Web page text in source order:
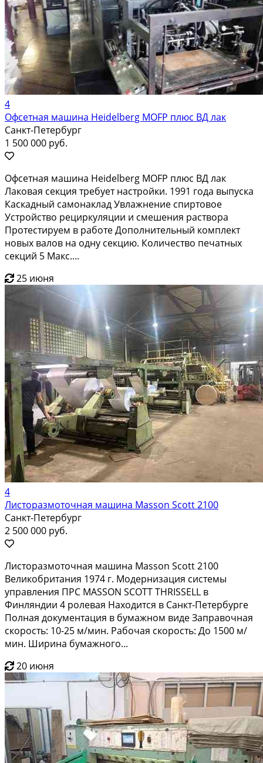
4
Офсетная машина Heidelberg MOFP плюс ВД лак
Санкт-Петербург
1 500 000 руб.
Офсетная машина Heidelberg MOFP плюс ВД лак
Лаковая секция требует настройки. 1991 года выпуска
Каскадный самонаклад Увлажнение спиртовое
Устройство рециркуляции и смешения раствора
Протестируем в работе Дополнительный комплект
новых валов на одну секцию. Количество печатных
секций 5 Макс....
25 июня
4
Листоразмоточная машина Masson Scott 2100
Санкт-Петербург
2 500 000 руб.
Листоразмоточная машина Masson Scott 2100
Великобритания 1974 г. Модернизация системы
управления ПРС MASSON SCOTT THRISSELL в
Финляндии 4 ролевая Находится в Санкт-Петербурге
Полная документация в бумажном виде Заправочная
скорость: 10-25 м/мин. Рабочая скорость: До 1500 м/
мин. Ширина бумажного...
20 июня